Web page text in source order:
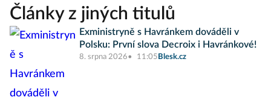
Články z jiných titulů
Exministryně s Havránkem dováděli v
Polsku: První slova Decroix i Havránkové!
8. srpna 2026 11:05 Blesk.cz